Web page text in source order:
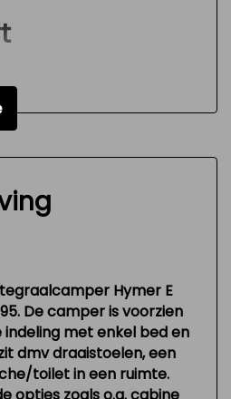
Hymer E
De camper is voorzien
met enkel bed en
dmv draaistoelen, een
toilet in een ruimte.